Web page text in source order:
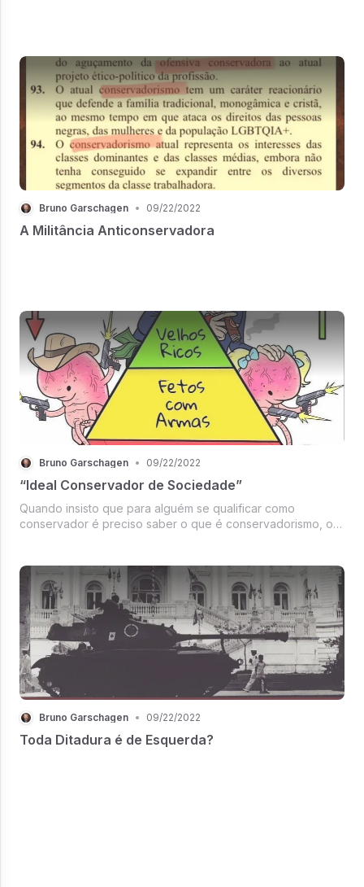
Bruno Garschagen • 09/22/2022
A Militância Anticonservadora
Bruno Garschagen • 09/22/2022
“Ideal Conservador de Sociedade”
Quando insisto que para alguém se qualificar como
conservador é preciso saber o que é conservadorismo, o
Bruno Garschagen • 09/22/2022
Toda Ditadura é de Esquerda?